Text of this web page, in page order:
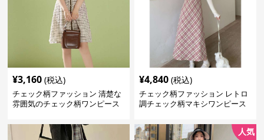
¥3,160 (税込)
チェック柄ファッション 清楚な
雰囲気のチェック柄ワンピース
¥4,840 (税込)
チェック柄ファッション レトロ
調チェック柄マキシワンピース
人気